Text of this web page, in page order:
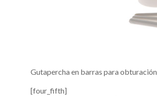
Gutapercha en barras para
[four_fifth]